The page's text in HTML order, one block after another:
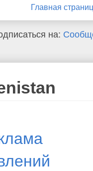
Главная
на: